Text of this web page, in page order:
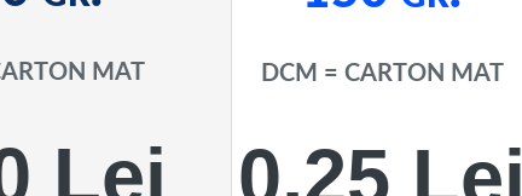
MAT
Lei
DCM = CARTON MAT
0,25 Lei